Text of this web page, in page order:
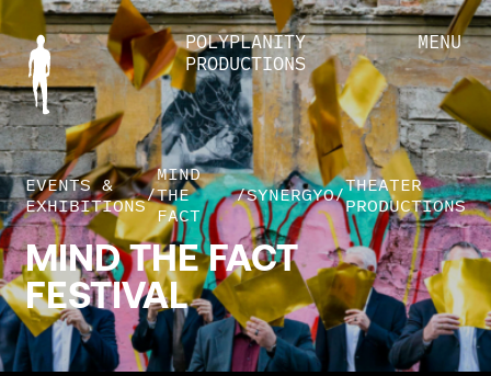
POLYPLANITY
PRODUCTIONS
MENU
EVENTS &
EXHIBITIONS/
MIND
THE
FACT
/SYNERGYO/THEATER
PRODUCTIONS
MIND THE FACT
FESTIVAL